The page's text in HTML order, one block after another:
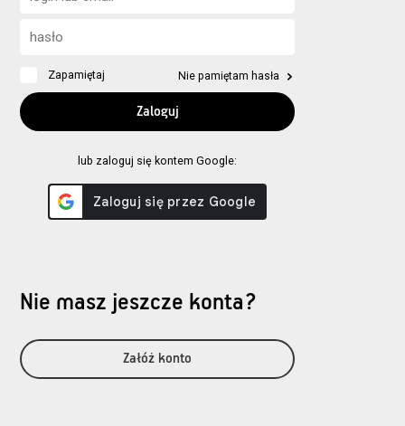
Zapamiętaj Nie pamiętam hasła
lub zaloguj się kontem Google:
Nie masz jeszcze konta?
Załóż konto